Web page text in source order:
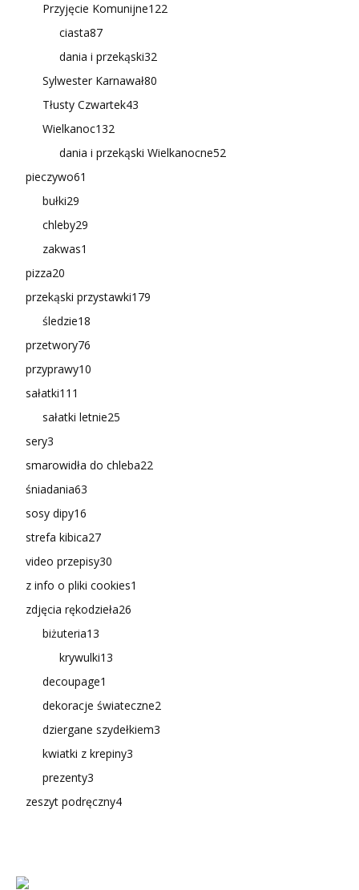
Przyjęcie Komunijne122
ciasta87
dania i przekąski32
Sylwester Karnawał80
Tłusty Czwartek43
Wielkanoc132
dania i przekąski Wielkanocne52
pieczywo61
bułki29
chleby29
zakwas1
pizza20
przekąski przystawki179
śledzie18
przetwory76
przyprawy10
sałatki111
sałatki letnie25
sery3
smarowidła do chleba22
śniadania63
sosy dipy16
strefa kibica27
video przepisy30
z info o pliki cookies1
zdjęcia rękodzieła26
biżuteria13
krywulki13
decoupage1
dekoracje świateczne2
dziergane szydełkiem3
kwiatki z krepiny3
prezenty3
zeszyt podręczny4